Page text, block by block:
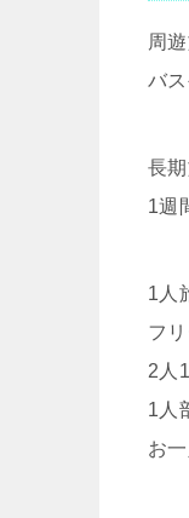
周
バ
長
1週
1人
フ
2人
1人
お